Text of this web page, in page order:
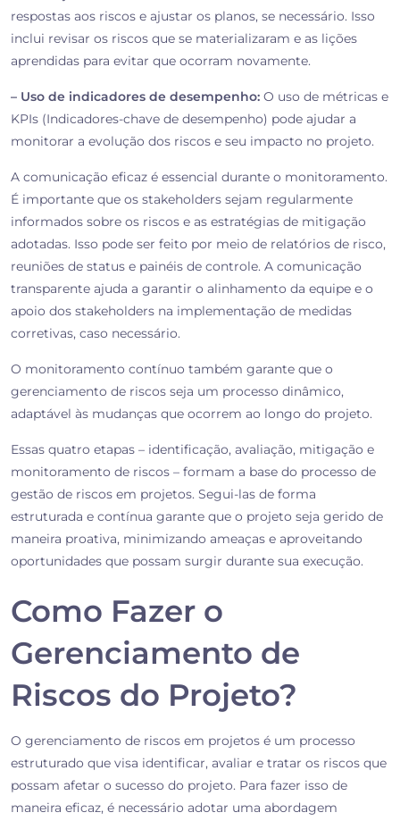
respostas aos riscos e ajustar os planos, se necessário. Isso
inclui revisar os riscos que se materializaram e as lições
aprendidas para evitar que ocorram novamente.
– Uso de indicadores de desempenho: O uso de métricas e
KPIs (Indicadores-chave de desempenho) pode ajudar a
monitorar a evolução dos riscos e seu impacto no projeto.
A comunicação eficaz é essencial durante o monitoramento.
É importante que os stakeholders sejam regularmente
informados sobre os riscos e as estratégias de mitigação
adotadas. Isso pode ser feito por meio de relatórios de risco,
reuniões de status e painéis de controle. A comunicação
transparente ajuda a garantir o alinhamento da equipe e o
apoio dos stakeholders na implementação de medidas
corretivas, caso necessário.
O monitoramento contínuo também garante que o
gerenciamento de riscos seja um processo dinâmico,
adaptável às mudanças que ocorrem ao longo do projeto.
Essas quatro etapas – identificação, avaliação, mitigação e
monitoramento de riscos – formam a base do processo de
gestão de riscos em projetos. Segui-las de forma
estruturada e contínua garante que o projeto seja gerido de
maneira proativa, minimizando ameaças e aproveitando
oportunidades que possam surgir durante sua execução.
Como Fazer o
Gerenciamento de
Riscos do Projeto?
O gerenciamento de riscos em projetos é um processo
estruturado que visa identificar, avaliar e tratar os riscos que
possam afetar o sucesso do projeto. Para fazer isso de
maneira eficaz, é necessário adotar uma abordagem